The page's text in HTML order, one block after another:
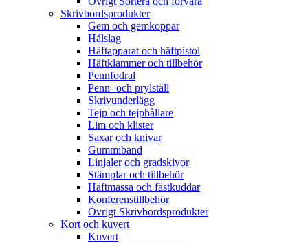
Skrivbordsprodukter
Gem och gemkoppar
Hålslag
Häftapparat och häftpistol
Häftklammer och tillbehör
Pennfodral
Penn- och prylställ
Skrivunderlägg
Tejp och tejphållare
Lim och klister
Saxar och knivar
Gummiband
Linjaler och gradskivor
Stämplar och tillbehör
Häftmassa och fästkuddar
Konferenstillbehör
Övrigt Skrivbordsprodukter
Kort och kuvert
Kuvert